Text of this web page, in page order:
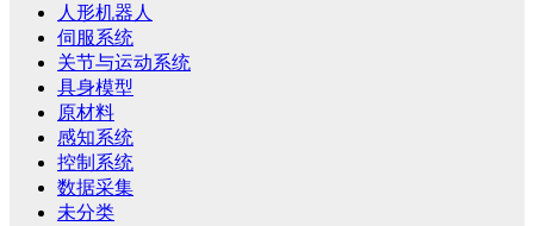
人形机器人
伺服系统
关节与运动系统
具身模型
原材料
感知系统
控制系统
数据采集
未分类